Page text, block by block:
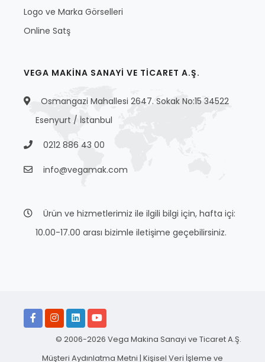
Logo ve Marka Görselleri
Online Satş
VEGA MAKİNA SANAYİ VE TİCARET A.Ş.
Osmangazi Mahallesi 2647. Sokak No:15 34522
Esenyurt / İstanbul
0212 886 43 00
info@vegamak.com
Ürün ve hizmetlerimiz ile ilgili bilgi için, hafta içi:
10.00-17.00 arası bizimle iletişime geçebilirsiniz.
© 2006-2026 Vega Makina Sanayi ve Ticaret A.Ş.
Müşteri Aydınlatma Metni | Kişisel Veri İşleme ve